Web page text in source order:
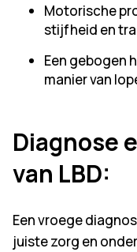
Motorische
stijfheid en
Een gebogen
manier van
Diagnose
van LBD:
Een vroege
juiste zorg en